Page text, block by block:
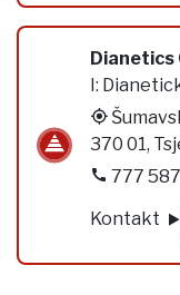
Dianetics
I:
370 01,
777
Kontakt